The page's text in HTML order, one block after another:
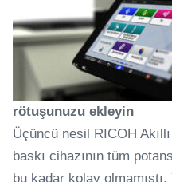
rötuşunuzu ekleyin
Üçüncü nesil RICOH
baskı cihazının tüm
bu kadar kolay